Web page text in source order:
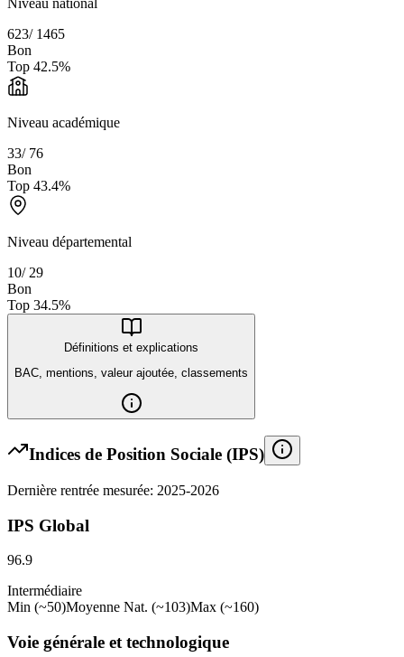
623/ 1465
Bon
Top 42.5%
Niveau académique
33/ 76
Bon
Top 43.4%
Niveau départemental
10/ 29
Bon
Top 34.5%
Définitions et explications
BAC, mentions, valeur ajoutée, classements
Indices de Position Sociale (IPS)
Dernière rentrée mesurée: 2025-2026
IPS Global
96.9
Intermédiaire
Min (~50)Moyenne Nat. (~103)Max (~160)
Voie générale et technologique